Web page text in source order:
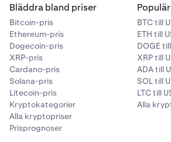
• HP (Högpass):
Tillåter endast
brytpunkten att passera, vilket tar
• NP (Notch/Notch-Pass):
Tar
frekvensband runt brytpunkten,
låga och höga frekvenser intakta.
Viktiga filterkontroller inkluderar:
• Brytpunkt:
Bläddra bland priser
Bitcoin-pris
Ethereum-pris
Dogecoin-pris
XRP-pris
Cardano-pris
Solana-pris
Litecoin-pris
Kryptokategorier
Alla kryptopriser
Prisprognoser
BTC till
ETH till
DOGE
XRP till
ADA till
SOL till
LTC till
Alla